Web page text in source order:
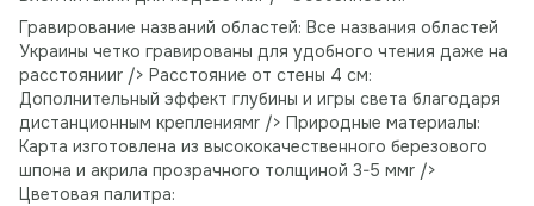
Гравирование названий областей: Все названия областей
Украины четко гравированы для удобного чтения даже на
расстоянииr /> Расстояние от стены 4 см:
Дополнительный эффект глубины и игры света благодаря
дистанционным креплениямr /> Природные материалы:
Карта изготовлена ​​из высококачественного березового
шпона и акрила прозрачного толщиной 3-5 ммr />
Цветовая палитра: